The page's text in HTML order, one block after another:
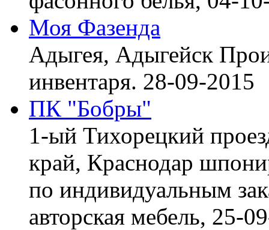
Моя Фазенда
Адыгея, Адыгейск
инвентаря. 28-09-2015
ПК "Бобры"
1-ый Тихорецкий
край, Краснодар
по индивидуальным
авторская мебель, 25-